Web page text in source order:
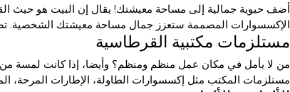
أضف حيوية جمالية إلى مساحة معيشتك! يقال إن البيت هو حيث
الإكسسوارات المصممة ستعزز جمال مساحة معيشتك الشخصية.
مستلزمات مكتبية القرطاسية
من لا يأمل في مكان عمل منظم ومنظم؟ وأيضا، إذا كانت لمسة من
مستلزمات المكتب مثل إكسسوارات الطاولة، الإطارات المرحة،